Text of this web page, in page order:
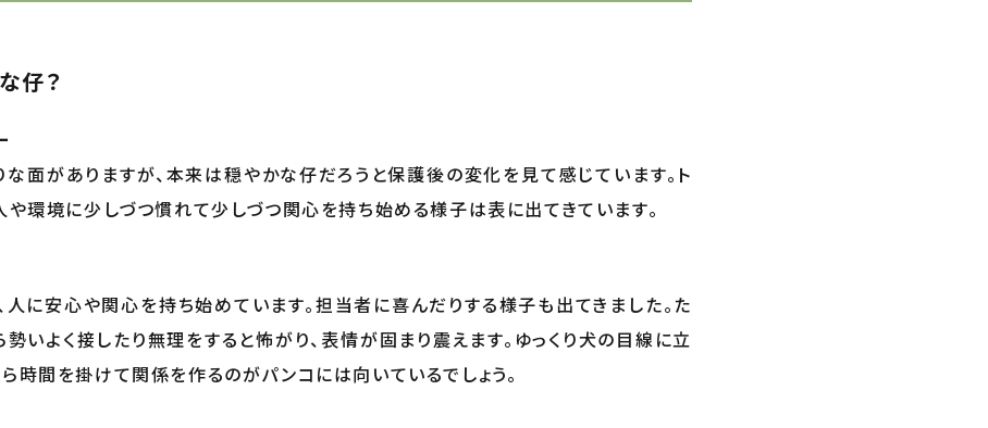
仔？
面がありますが、本来は穏やかな仔だろうと保護後の変化を見て感じています。ト
や環境に少しづつ慣れて少しづつ関心を持ち始める様子は表に出てきています。
人に安心や関心を持ち始めています。担当者に喜んだりする様子も出てきました。た
いよく接したり無理をすると怖がり、表情が固まり震えます。ゆっくり犬の目線に立
時間を掛けて関係を作るのがパンコには向いているでしょう。